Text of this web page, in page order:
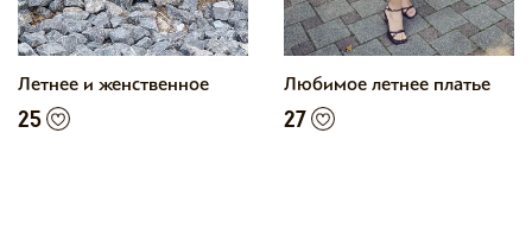
Летнее и женственное
25
Любимое летнее платье
27